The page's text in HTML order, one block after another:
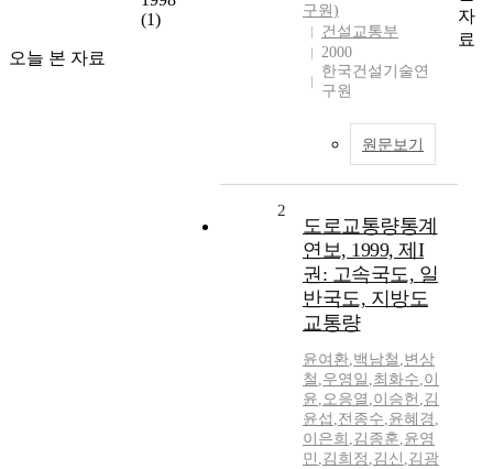
(1)
오늘 본 자료
구원)
건설교통부
2000
한국건설기술연
구원
원문보기
2
도로교통량통계
연보, 1999, 제I
권: 고속국도, 일
반국도, 지방도
교통량
윤여환,백남철 ,변상
철 ,우영일 ,최화수,이
윤,오응열 ,이승헌 ,김
윤섭 ,전종수,윤혜경 ,
이은희 ,김종훈,윤영
민 ,김희정 ,김신 ,김광
자
료